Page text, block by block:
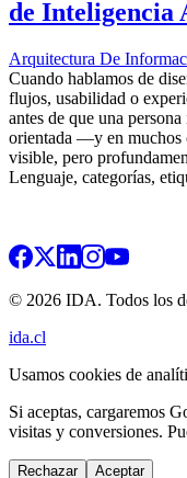
de Inteligencia
Arquitectura De
Cuando hablamos de
flujos, usabilidad o
antes de que una
orientada —y en muchos
visible, pero
Lenguaje, categorías,
© 2026 IDA. Todos los
ida.cl
Usamos cookies de
Si aceptas, cargaremos
visitas y conversiones.
Rechazar Aceptar